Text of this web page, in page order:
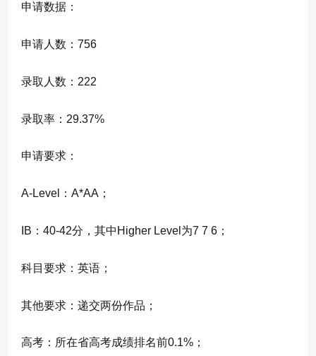
申请数据：
申请人数：756
录取人数：222
录取率：29.37%
申请要求：
A-Level：A*AA；
IB：40-42分，其中Higher Level为7 7 6；
科目要求：英语；
其他要求：递交两份作品；
高考：所在省高考成绩排名前0.1%；